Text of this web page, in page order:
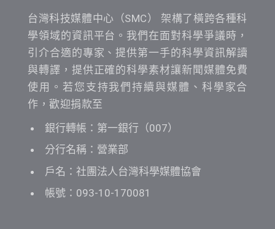
台灣科技媒體中心（SMC） 架構了橫跨各種科
學領域的資訊平台。我們在面對科學爭議時，
引介合適的專家、提供第一手的科學資訊解讀
與轉譯，提供正確的科學素材讓新聞媒體免費
使用。若您支持我們持續與媒體、科學家合
作，歡迎捐款至
銀行轉帳：第一銀行（007）
分行名稱：營業部
戶名：社團法人台灣科學媒體協會
帳號：093-10-170081